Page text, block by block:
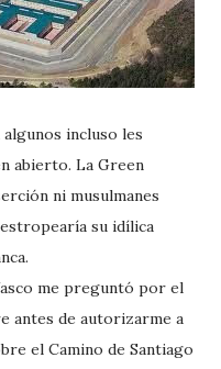
incluso les
abierto. La Green
ni musulmanes
su idílica
me preguntó por el
antes de autorizarme a
el Camino de Santiago